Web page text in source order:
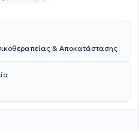
& Αποκατάστασης